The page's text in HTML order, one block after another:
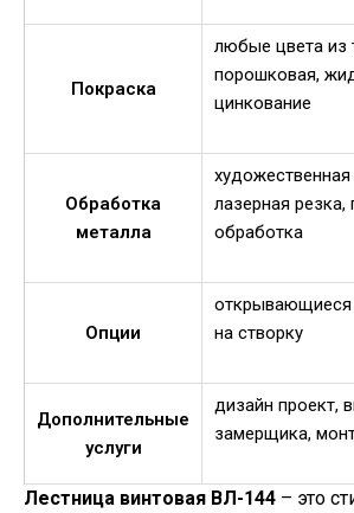
Покраска
любые цвета из
порошковая,
цинкование
Обработка
металла
лазерная резка,
обработка
Опции
открывающиеся
на створку
Дополнительные
услуги
дизайн проект,
замерщика,
Лестница винтовая ВЛ-144 – это